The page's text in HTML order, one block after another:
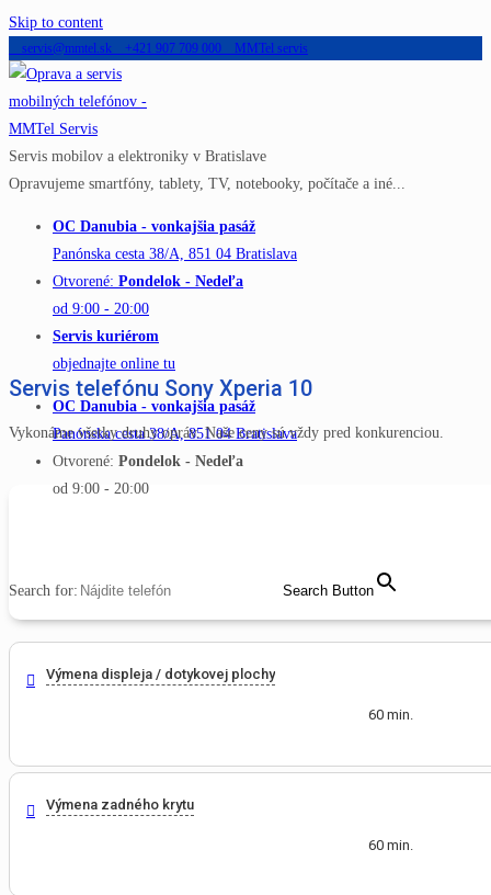
Skip to content
servis@mmtel.sk +421 907 709 000 MMTel servis
Servis mobilov a elektroniky v Bratislave
Opravujeme smartfóny, tablety, TV, notebooky, počítače a iné...
OC Danubia - vonkajšia pasáž
Panónska cesta 38/A, 851 04 Bratislava
Otvorené: Pondelok - Nedeľa
od 9:00 - 20:00
Servis kuriérom
objednajte online tu
OC Danubia - vonkajšia pasáž
Panónska cesta 38/A, 851 04 Bratislava
Otvorené: Pondelok - Nedeľa
od 9:00 - 20:00
Search for: Search Button
Servis telefónu Sony Xperia 10
Vykonáme všetky druhy opráv. Naše ceny sú vždy pred konkurenciou.
Výmena displeja / dotykovej plochy
60 min.
Výmena zadného krytu
60 min.